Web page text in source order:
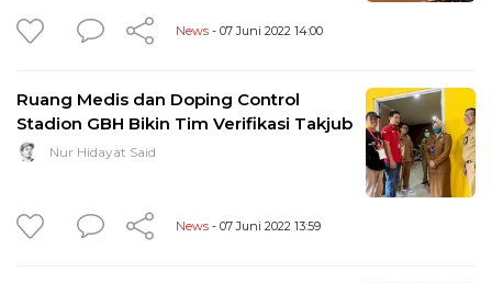
News - 07 Juni 2022 14:00
Ruang Medis dan Doping Control
Stadion GBH Bikin Tim Verifikasi Takjub
Nur Hidayat Said
News - 07 Juni 2022 13:59